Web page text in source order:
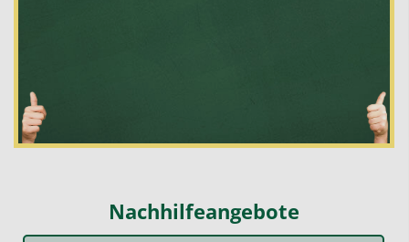
Nachhilfeangebote